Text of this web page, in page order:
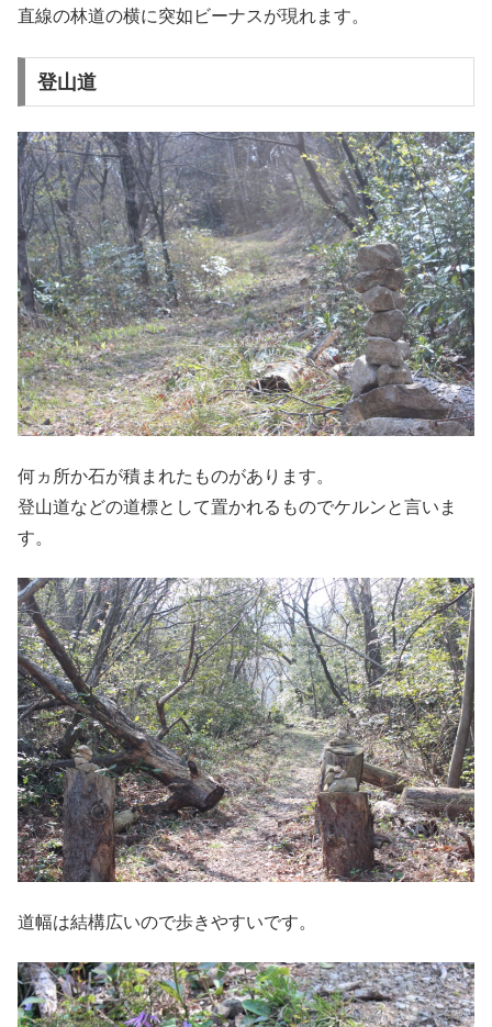
直線の林道の横に突如ビーナスが現れます。
登山道
何ヵ所か石が積まれたものがあります。
登山道などの道標として置かれるものでケルンと言いま
す。
道幅は結構広いので歩きやすいです。